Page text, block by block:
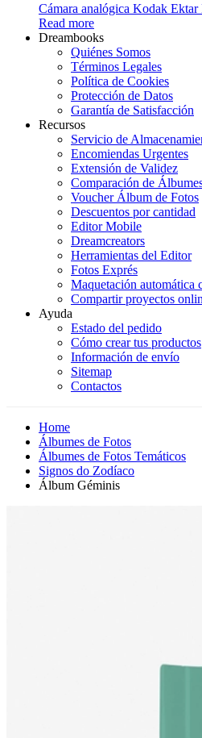
Cámara analógica Kodak Ektar
Read more
Dreambooks
Quiénes Somos
Términos Legales
Política de Cookies
Protección de Datos
Garantía de Satisfacción
Recursos
Servicio de
Encomiendas Urgentes
Extensión de Validez
Comparación de
Voucher Álbum de Fotos
Descuentos por cantidad
Editor Mobile
Dreamcreators
Herramientas del Editor
Fotos Exprés
Maquetación automática
Compartir proyectos
Ayuda
Estado del pedido
Cómo crear tus productos
Información de envío
Sitemap
Contactos
Home
Álbumes de Fotos
Álbumes de Fotos Temáticos
Signos do Zodíaco
Álbum Géminis